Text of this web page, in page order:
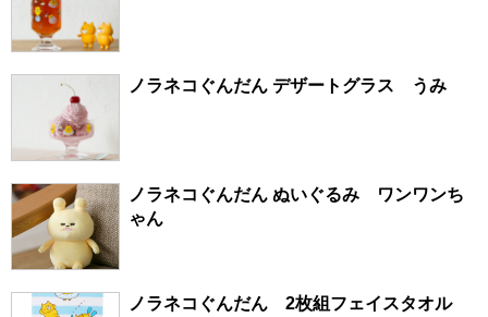
ノラネコぐんだん デザートグラス うみ
ノラネコぐんだん ぬいぐるみ ワンワンち
ゃん
ノラネコぐんだん 2枚組フェイスタオル